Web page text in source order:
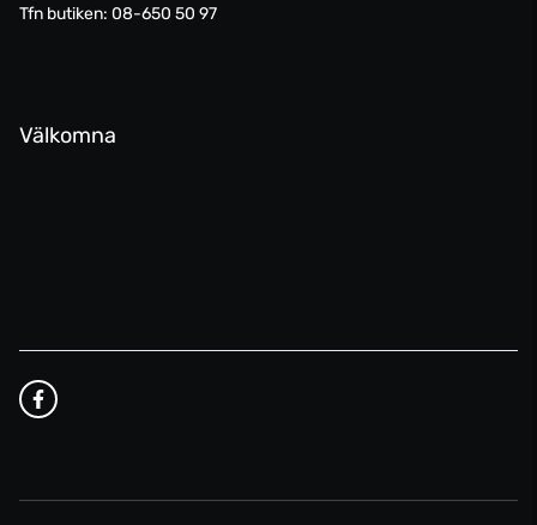
Tfn butiken: 08-650 50 97
Välkomna